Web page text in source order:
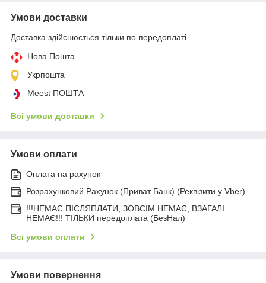
Умови доставки
Доставка здійснюється тільки по передоплаті.
Нова Пошта
Укрпошта
Meest ПОШТА
Всі умови доставки
Умови оплати
Оплата на рахунок
Розрахунковий Рахунок (Приват Банк) (Реквізити у Vber)
!!!НЕМАЄ ПІСЛЯПЛАТИ, ЗОВСІМ НЕМАЄ, ВЗАГАЛІ
НЕМАЄ!!! ТІЛЬКИ передоплата (БезНал)
Всі умови оплати
Умови повернення